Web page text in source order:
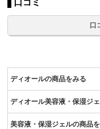
口コミ
口
ディオールの商品をみる
ディオール美容液・保湿ジ
美容液・保湿ジェルの商品